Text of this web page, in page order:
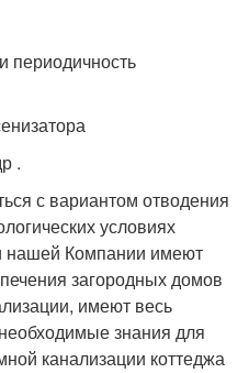
периодичность
.
с вариантом отводения
условиях
нашей Компании имеют
загородных домов
имеют весь
знания для
канализации коттеджа